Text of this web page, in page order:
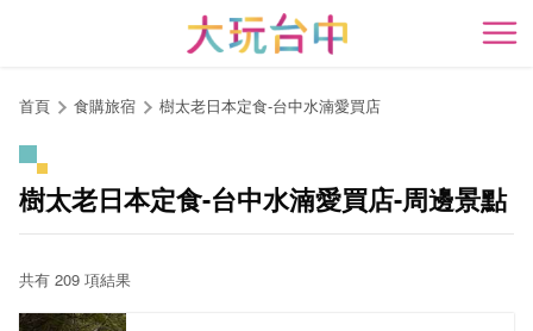
開
首頁 食購旅宿 樹太老日本定食-台中水湳愛買店
樹太老日本定食-台中水湳愛買店-周邊景點
共有 209 項結果